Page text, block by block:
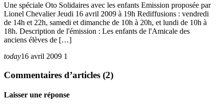
Une spéciale Oto Solidaires avec les enfants Emission proposée par
Lionel Chevalier Jeudi 16 avril 2009 à 19h Rediffusions : vendredi
de 14h et 22h, samedi et dimanche de 10h à 20h, et lundi de 10h à
18h. Description de l'émission : Les enfants de l'Amicale des
anciens élèves de […]
today16 avril 2009 1
Commentaires d’articles (2)
Laisser une réponse